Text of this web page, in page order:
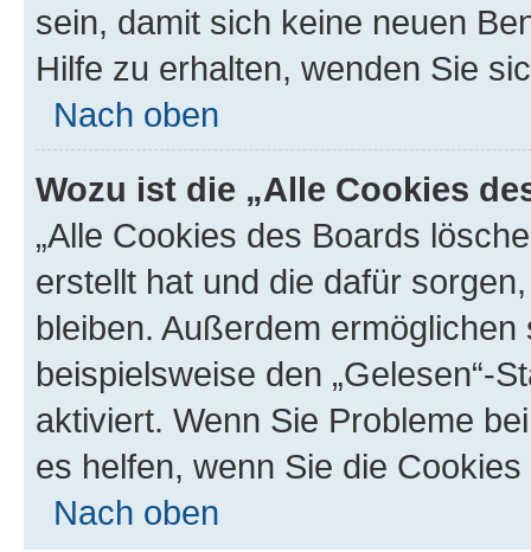
sein, damit sich keine neuen
Hilfe zu erhalten, wenden Sie
Nach oben
Wozu ist die „Alle Cookies
„Alle Cookies des Boards
erstellt hat und die dafür
bleiben. Außerdem
beispielsweise den „Gelesen“-
aktiviert. Wenn Sie Probleme
es helfen, wenn Sie die
Nach oben